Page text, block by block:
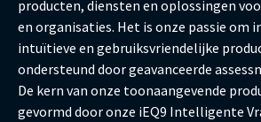
producten, diensten en oplossingen
en organisaties. Het is onze passie om
intuïtieve en gebruiksvriendelijke
ondersteund door geavanceerde
De kern van onze toonaangevende
gevormd door onze iEQ9 Intelligente